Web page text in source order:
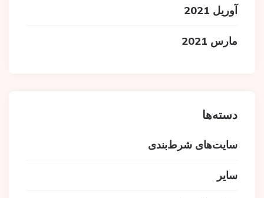
آوریل 2021
مارس 2021
دسته‌ها
سایت‌های شرط‌بندی
سایر